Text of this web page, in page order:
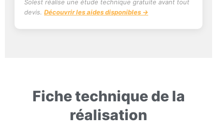
Solest réalise une étude technique gratuite avant tout
devis. Découvrir les aides disponibles →
Fiche technique de la
réalisation